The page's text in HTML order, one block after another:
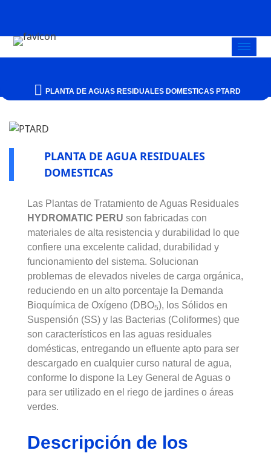
PLANTA DE AGUAS RESIDUALES DOMESTICAS PTARD
PLANTA DE AGUA RESIDUALES
DOMESTICAS
Las Plantas de Tratamiento de Aguas Residuales
HYDROMATIC PERU son fabricadas con
materiales de alta resistencia y durabilidad lo que
confiere una excelente calidad, durabilidad y
funcionamiento del sistema. Solucionan
problemas de elevados niveles de carga orgánica,
reduciendo en un alto porcentaje la Demanda
Bioquímica de Oxígeno (DBO5), los Sólidos en
Suspensión (SS) y las Bacterias (Coliformes) que
son característicos en las aguas residuales
domésticas, entregando un efluente apto para ser
descargado en cualquier curso natural de agua,
conforme lo dispone la Ley General de Aguas o
para ser utilizado en el riego de jardines o áreas
verdes.
Descripción de los